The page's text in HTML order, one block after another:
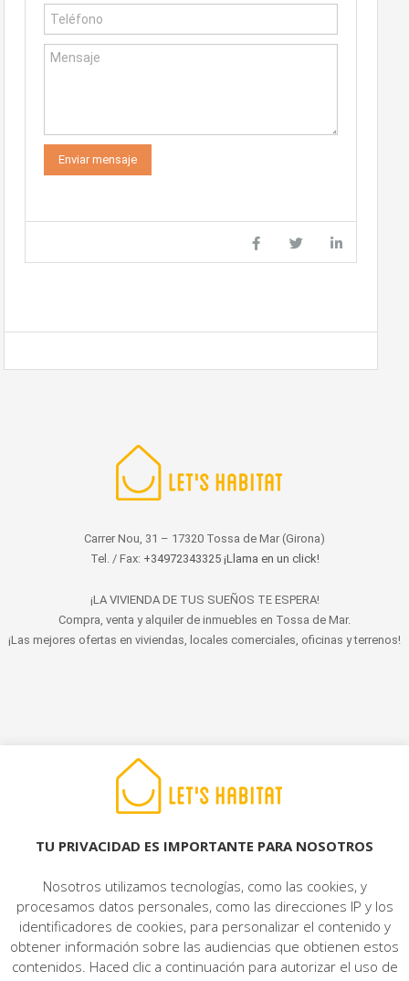
Carrer Nou, 31 – 17320 Tossa de Mar (Girona)
Tel. / Fax: +34972343325 ¡Llama en un click!
¡LA VIVIENDA DE TUS SUEÑOS TE ESPERA!
Compra, venta y alquiler de inmuebles en Tossa de Mar.
¡Las mejores ofertas en viviendas, locales comerciales, oficinas y terrenos!
© 2022 LET'S HABITAT - INMOBILIARIA. Todos los derechos reservados.
TU PRIVACIDAD ES IMPORTANTE PARA NOSOTROS
Nosotros utilizamos tecnologías, como las cookies, y
procesamos datos personales, como las direcciones IP y los
identificadores de cookies, para personalizar el contenido y
obtener información sobre las audiencias que obtienen estos
contenidos. Haced clic a continuación para autorizar el uso de